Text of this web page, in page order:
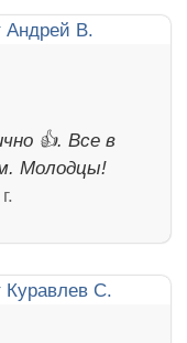
👍. Все в
Молодцы!